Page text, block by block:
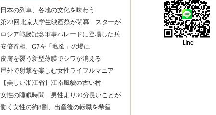
日本の列車、各地の文化を味わう
第23回北京大学生映画祭が閉幕 スターが
集結
ロシア戦勝記念軍事パレードに登場した兵
器
安倍首相、G7を「私欲」の場に
皮膚を覆う新型薄膜でシワが消える
屋外で射撃を楽しむ女性ライフルマニア
【美しい浙江省】江南風貌の古い村
女性の睡眠時間、男性より30分長いことが
明らかに
働く女性の約8割、出産後の転職を希望